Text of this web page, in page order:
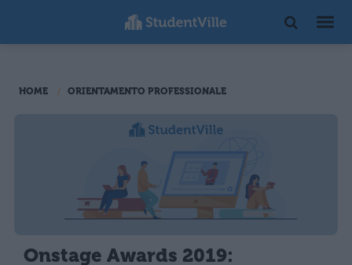
HOME ORIENTAMENTO PROFESSIONALE
Onstage Awards 2019: